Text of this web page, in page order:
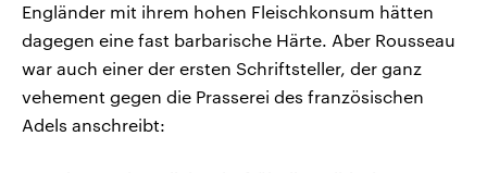
Engländer mit ihrem hohen Fleischkonsum hätten
dagegen eine fast barbarische Härte. Aber Rousseau
war auch einer der ersten Schriftsteller, der ganz
vehement gegen die Prasserei des französischen
Adels anschreibt: